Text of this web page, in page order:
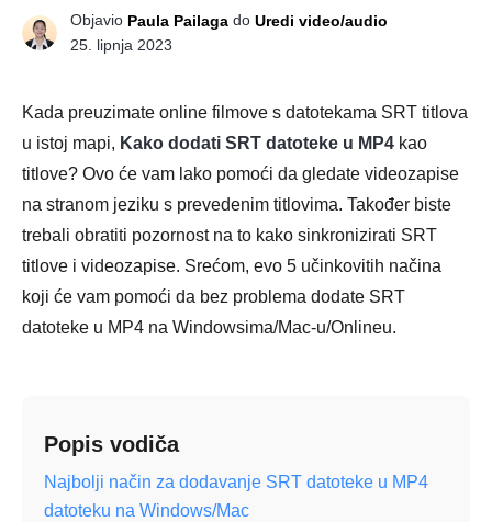
Objavio Paula Pailaga do Uredi video/audio
25. lipnja 2023
Kada preuzimate online filmove s datotekama SRT titlova
u istoj mapi, Kako dodati SRT datoteke u MP4 kao
titlove? Ovo će vam lako pomoći da gledate videozapise
na stranom jeziku s prevedenim titlovima. Također biste
trebali obratiti pozornost na to kako sinkronizirati SRT
titlove i videozapise. Srećom, evo 5 učinkovitih načina
koji će vam pomoći da bez problema dodate SRT
datoteke u MP4 na Windowsima/Mac-u/Onlineu.
Popis vodiča
Najbolji način za dodavanje SRT datoteke u MP4
datoteku na Windows/Mac